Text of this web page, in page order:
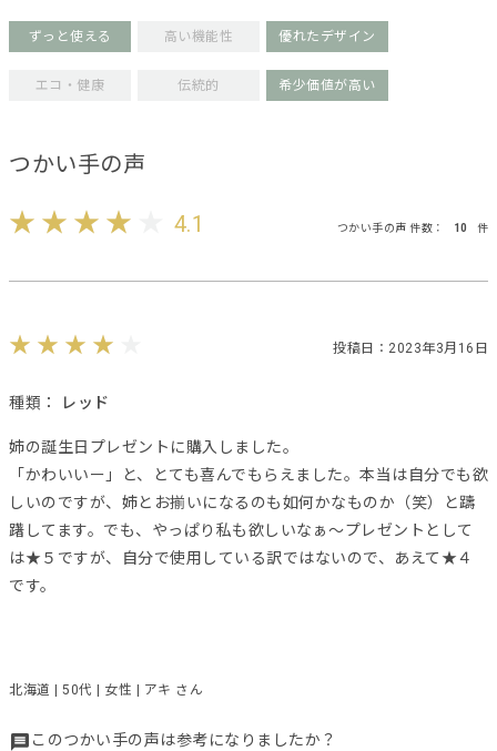
ずっと使える 高い機能性 優れたデザイン
エコ・健康 伝統的 希少価値が高い
つかい手の声
4.1 つかい手の声 件数： 10 件
投稿日：2023年3月16日
種類： レッド
姉の誕生日プレゼントに購入しました。
「かわいいー」と、とても喜んでもらえました。本当は自分でも欲
しいのですが、姉とお揃いになるのも如何かなものか（笑）と躊
躇してます。でも、やっぱり私も欲しいなぁ〜プレゼントとして
は★５ですが、自分で使用している訳ではないので、あえて★４
です。
北海道 | 50代 | 女性 | アキ さん
このつかい手の声は参考になりましたか？